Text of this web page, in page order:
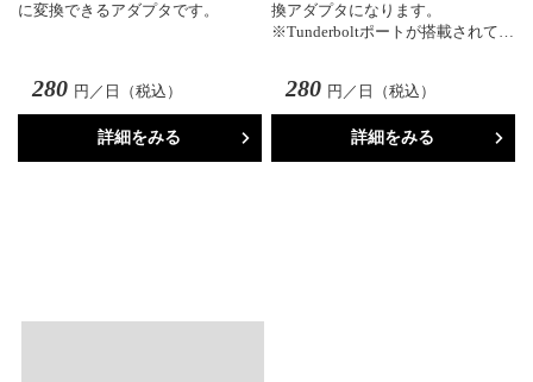
に変換できるアダプタです。
280 円／日（税込）
詳細をみる
換アダプタになります。
※Tunderboltポートが搭載されて…
280 円／日（税込）
詳細をみる